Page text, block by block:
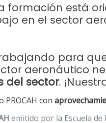
formación está
en el sector
para
aeronáutico
del sector.
PROCAH con
emitido por la Escuela